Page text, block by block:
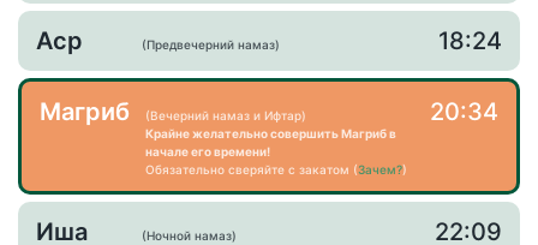
Аср (Предвечерний намаз) 18:24
Магриб
(Вечерний намаз и Ифтар)
Крайне желательно совершить Магриб в
начале его времени!
Обязательно сверяйте с закатом (Зачем?)
20:34
Иша
(Ночной намаз)
22:09